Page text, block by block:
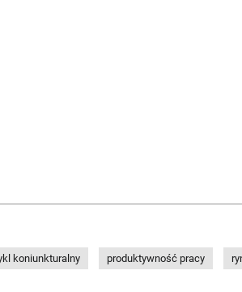
koniunkturalny produktywność pracy